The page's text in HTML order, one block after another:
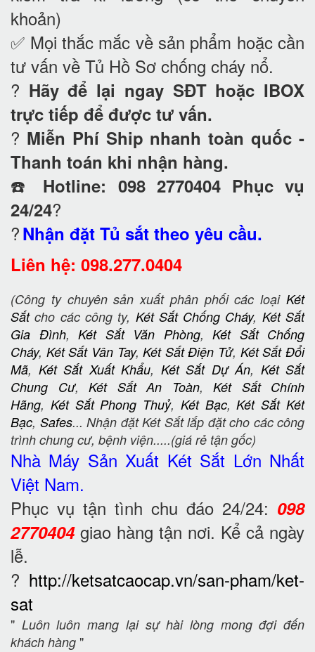
khoản)
✅ Mọi thắc mắc về sản phẩm hoặc cần
tư vấn về Tủ Hồ Sơ chống cháy nổ.
? Hãy để lại ngay SĐT hoặc IBOX
trực tiếp để được tư vấn.
? Miễn Phí Ship nhanh toàn quốc -
Thanh toán khi nhận hàng.
☎️ Hotline: 098 2770404 Phục vụ
24/24?
?Nhận đặt Tủ sắt theo yêu cầu.
Liên hệ: 098.277.0404
(Công ty chuyên sản xuất phân phối các loại Két
Sắtcho các công ty, Két Sắt Chống Cháy, Két Sắt
Gia Đình, Két Sắt Văn Phòng, Két Sắt Chống
Cháy, Két Sắt Vân Tay,Két Sắt Điện Tử, Két Sắt Đổi
Mã, Két Sắt Xuất Khẩu, Két Sắt Dự Án, Két Sắt
Chung Cư, Két Sắt An Toàn, Két Sắt Chính
Hãng, Két Sắt Phong Thuỷ, Két Bạc,Két Sắt Két
Bạc, Safes... Nhận đặt Két Sắt lắp đặt cho các công
trình chung cư, bệnh viện.....(giá rẻ tận gốc)
Nhà Máy Sản Xuất Két Sắt Lớn Nhất
Việt Nam.
Phục vụ tận tình chu đáo 24/24: 098
2770404giao hàng tận nơi. Kể cả ngày
lễ.
? http://ketsatcaocap.vn/san-pham/ket-
sat
" Luôn luôn mang lại sự hài lòng mong đợi đến
khách hàng "